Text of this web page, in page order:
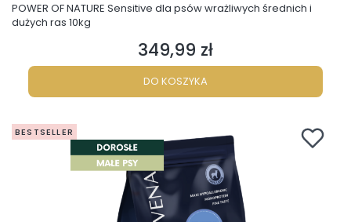
POWER OF NATURE Sensitive dla psów wrażliwych średnich i
dużych ras 10kg
Cena
349,99 zł
DO KOSZYKA
BESTSELLER